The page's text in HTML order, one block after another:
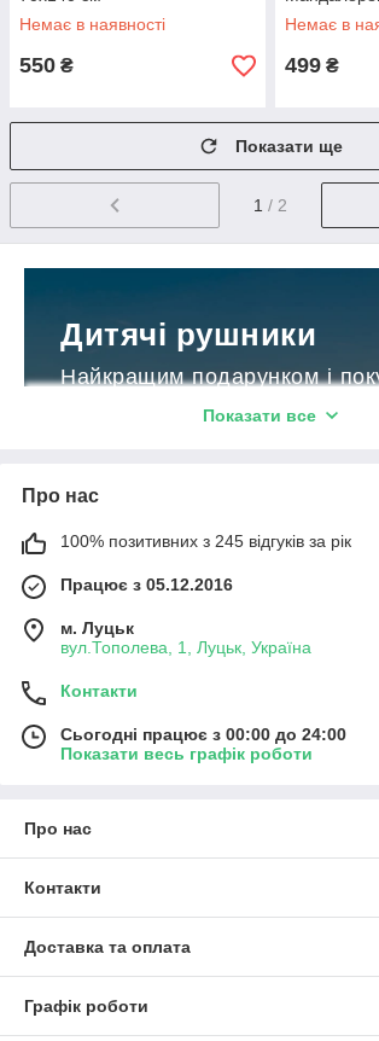
Немає в наявності
550 ₴
Немає в
499 ₴
Показати ще
1 / 2
Дитячі рушники
Найкращим подарунком і
будуть яскраві та приємні на
ЗАМОВИТИ!
Дитячі рушники з героями:
чимось
важлива
улюблений
дитини.
Показати все
Про нас
100% позитивних з 245 відгуків за рік
Працює з 05.12.2016
м. Луцьк
вул.Тополева, 1, Луцьк, Україна
Контакти
Сьогодні працює з 00:00 до 24:00
Показати весь графік роботи
Про нас
Контакти
Доставка та оплата
Графік роботи